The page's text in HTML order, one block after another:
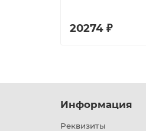
20274 ₽
Информация
Реквизиты